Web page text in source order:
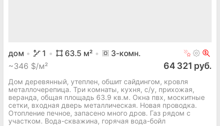
дом 1 63.5 м² 3-комн.
~346 $/м² 64 321 руб.
Дом деревянный, утеплен, обшит сайдингом, кровля
металлочерепица. Три комнаты, кухня, с/у, прихожая,
веранда, общая площадь 63.9 кв.м. Окна пвх, москитные
сетки, входная дверь металлическая. Новая проводка.
Отопление печное, запасено много дров. Газ рядом с
участком. Вода-скважина, горячая вода-бойл